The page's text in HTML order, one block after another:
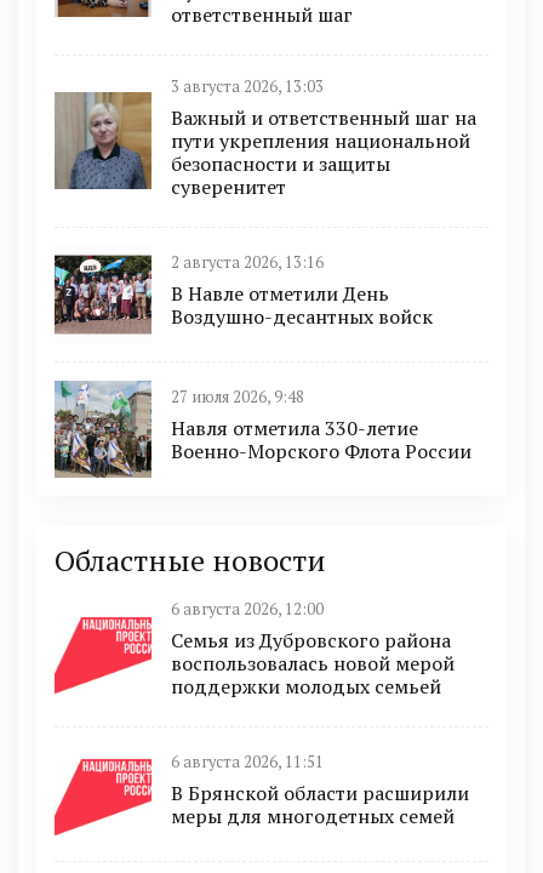
ответственный шаг
3 августа 2026, 13:03
Важный и ответственный шаг на
пути укрепления национальной
безопасности и защиты
суверенитет
2 августа 2026, 13:16
В Навле отметили День
Воздушно-десантных войск
27 июля 2026, 9:48
Навля отметила 330-летие
Военно-Морского Флота России
Областные новости
6 августа 2026, 12:00
Семья из Дубровского района
воспользовалась новой мерой
поддержки молодых семьей
6 августа 2026, 11:51
В Брянской области расширили
меры для многодетных семей